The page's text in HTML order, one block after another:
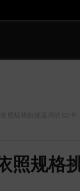
照规格挑选适用的SD卡
照规格